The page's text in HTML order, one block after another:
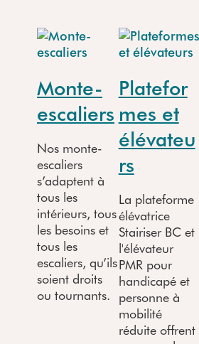
Monte-
escaliers
Nos monte-
escaliers
s’adaptent à
tous les
intérieurs, tous
les besoins et
tous les
escaliers, qu’ils
soient droits
ou tournants.
Platefor
mes et
élévateu
rs
La plateforme
élévatrice
Stairiser BC et
l'élévateur
PMR pour
handicapé et
personne à
mobilité
réduite offrent